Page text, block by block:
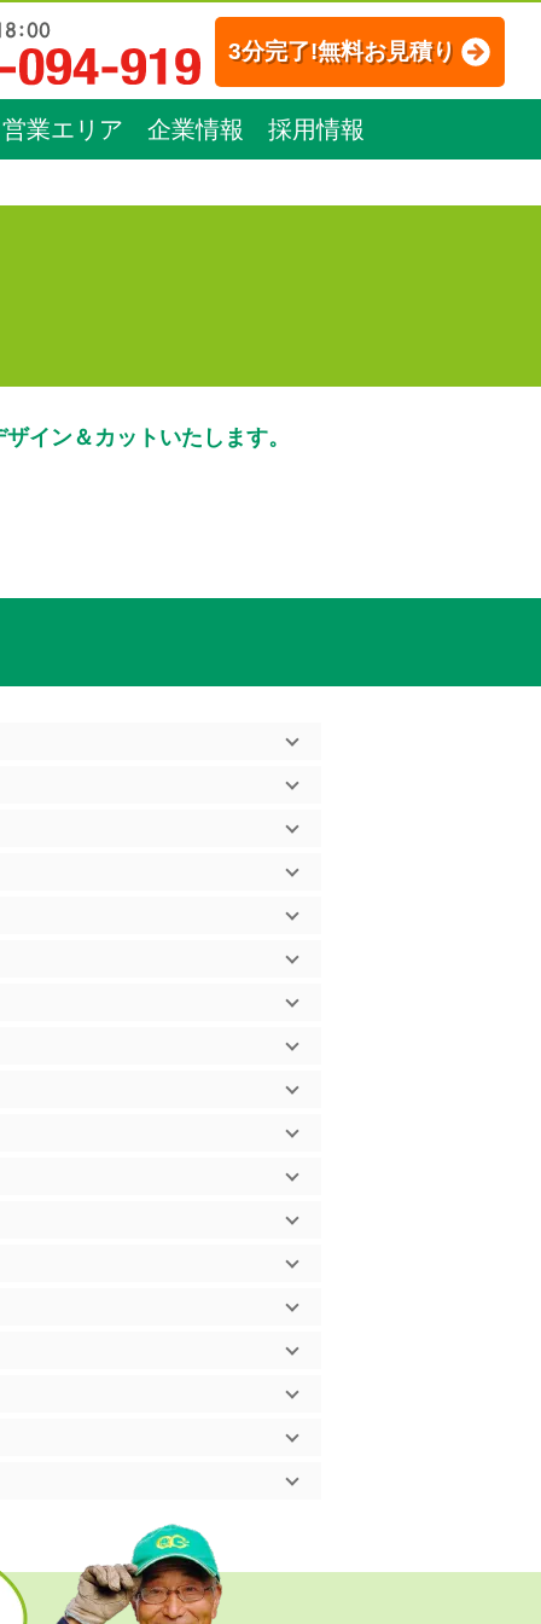
3分完了!無料お見積り
営業エリア 企業情報 採用情報
イン＆カットいたします。